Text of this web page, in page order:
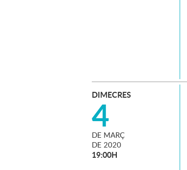
DIMECRES
4
DE MARÇ
DE 2020
19:00H